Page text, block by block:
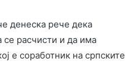
денеска рече дека
расчисти и да има
е соработник на српските